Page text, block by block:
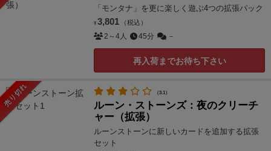
「モンタナ」を更に楽しく遊ぶ4つの拡張パック
¥ 3,801 （税込）
2～4人 45分 －
再入荷までお待ち下さい
売り切れ （3.1）
ルーン・ストーンズ：夜のクリーチ
ャー（拡張）
ルーンストーンに新しいカードを追加する拡張
セット